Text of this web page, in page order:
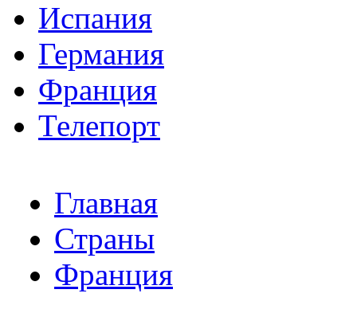
Испания
Германия
Франция
Телепорт
Главная
Страны
Франция